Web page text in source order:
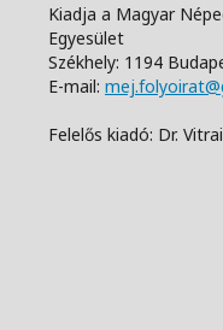
Kiadja a Magyar
Egyesület
Székhely: 1194
E-mail:
Felelős kiadó: Dr.